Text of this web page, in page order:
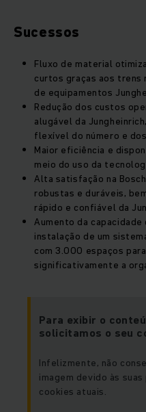
Sucessos
Fluxo de material
curtos graças aos trens
de equipamentos
Redução dos custos
alugável da
flexível do número e
Maior eficiência e
meio do uso da
Alta satisfação na
robustas e duráveis,
rápido e confiável da
Aumento da
instalação de um
com 3.000 espaços
significativamente a
Para exibir o
solicitamos o seu
Infelizmente, não
imagem devido às
cookies atuais.